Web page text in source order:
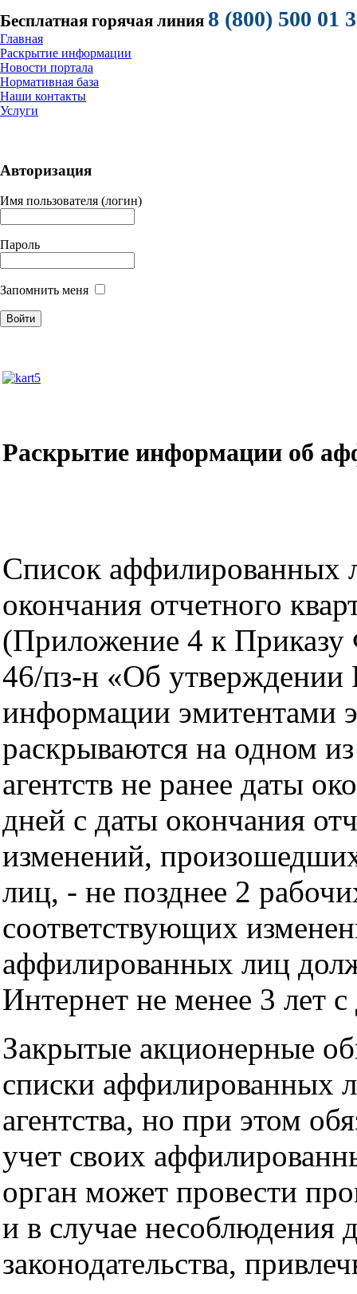
Бесплатная горячая линия 8 (800) 500 01
Главная
Раскрытие информации
Новости портала
Нормативная база
Наши контакты
Услуги
Авторизация
Имя пользователя (логин)
Пароль
Запомнить меня
Раскрытие информации об
Список аффилированных
окончания отчетного
(Приложение 4 к
46/пз-н «Об
информации эмитентами
раскрываются на одном
агентств не ранее даты
дней с даты окончания
изменений,
лиц, - не позднее 2
соответствующих
аффилированных лиц
Интернет не менее 3 лет
Закрытые акционерные
списки аффилированных
агентства, но при этом
учет своих
орган может провести
и в случае несоблюдения
законодательства,